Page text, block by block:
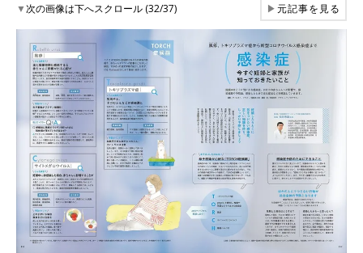
▼次の画像は下へスクロール (32/37) ▶元記事を見る